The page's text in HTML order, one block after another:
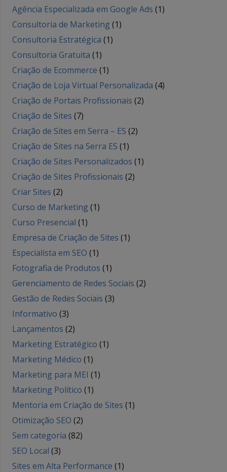
Agência Especializada em Google Ads (1)
Consultoria de Marketing (1)
Consultoria Estratégica (1)
Consultoria Gratuita (1)
Criação de Ecommerce (1)
Criação de Loja Virtual Personalizada (4)
Criação de Portais Profissionais (2)
Criação de Sites (7)
Criação de Sites em Serra – ES (2)
Criação de Sites na Serra ES (1)
Criação de Sites Personalizados (1)
Criação de Sites Profissionais (2)
Criar Sites (2)
Curso de Marketing (1)
Curso Presencial (1)
Empresa de Criação de Sites (1)
Especialista em SEO (1)
Fotografia de Produtos (1)
Gerenciamento de Redes Sociais (2)
Gestão de Redes Sociais (3)
Informativo (3)
Lançamentos (2)
Marketing Estratégico (1)
Marketing Médico (1)
Marketing para MEI (1)
Marketing Político (1)
Mentoria em Criação de Sites (1)
Otimização SEO (2)
Sem categoria (82)
SEO Local (3)
Sites em Alta Performance (1)